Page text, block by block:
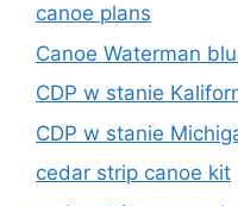
canoe plans
Canoe Waterman
CDP w stanie
CDP w stanie
cedar strip canoe kit